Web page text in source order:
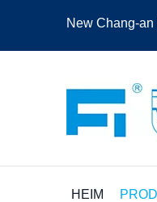
New Chang-
HEIM